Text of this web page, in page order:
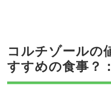
コルチゾールの
すすめの食事？
：